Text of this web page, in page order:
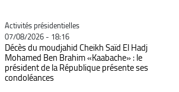
Catégorie
Activités présidentielles
07/08/2026 - 18:16
Décès du moudjahid Cheikh Saïd El Hadj
Mohamed Ben Brahim «Kaabache» : le
président de la République présente ses
condoléances